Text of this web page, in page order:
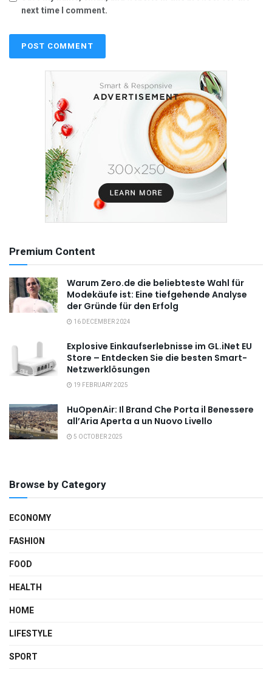
next time I comment.
Premium Content
Warum Zero.de die beliebteste Wahl für
Modekäufe ist: Eine tiefgehende Analyse
der Gründe für den Erfolg
16 DECEMBER 2024
Explosive Einkaufserlebnisse im GL.iNet EU
Store – Entdecken Sie die besten Smart-
Netzwerklösungen
19 FEBRUARY 2025
HuOpenAir: Il Brand Che Porta il Benessere
all’Aria Aperta a un Nuovo Livello
5 OCTOBER 2025
Browse by Category
ECONOMY
FASHION
FOOD
HEALTH
HOME
LIFESTYLE
SPORT